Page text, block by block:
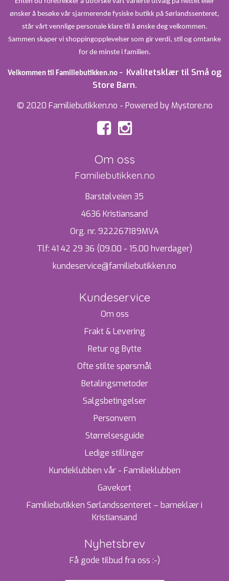
ønsker å besøke vår sjarmerende fysiske butikk på Sørlandssenteret,
står vårt vennlige personale klare til å ønske deg velkommen.
Sammen skaper vi shoppingopplevelser som gir verdi, stil og omtanke
for de minste i familien.
Velkommen til Familiebutikken.no – Kvalitetsklær til Små og
Store Barn.
© 2020 Familiebutikken.no - Powered by Mystore.no
Om oss
Familiebutikken.no
Barstølveien 35
4636 Kristiansand
Org. nr. 922267189MVA
Tlf: 41 42 29 36 (09.00 - 15.00 hverdager)
kundeservice@familiebutikken.no
Kundeservice
Om oss
Frakt & Levering
Retur og Bytte
Ofte stilte spørsmål
Betalingsmetoder
Salgsbetingelser
Personvern
Størrelsesguide
Ledige stillinger
Kundeklubben vår - Familieklubben
Gavekort
Familiebutikken Sørlandssenteret – barneklær i
Kristiansand
Nyhetsbrev
Få gode tilbud fra oss :-)